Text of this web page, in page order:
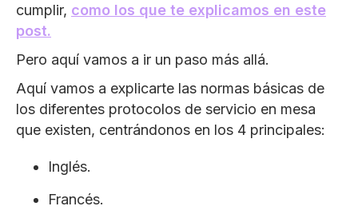
cumplir, como los que te explicamos en este
post.
Pero aquí vamos a ir un paso más allá.
Aquí vamos a explicarte las normas básicas de
los diferentes protocolos de servicio en mesa
que existen, centrándonos en los 4 principales:
Inglés.
Francés.